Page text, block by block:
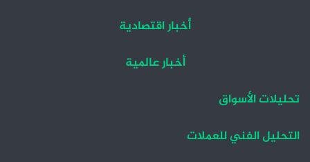
أخبار اقتصادية
أخبار عالمية
تحليلات الأسواق
التحليل الفني للعملات